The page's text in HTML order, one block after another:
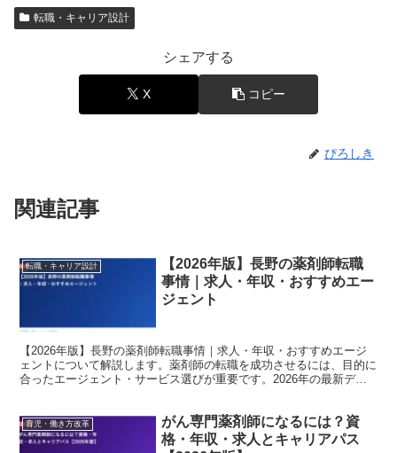
転職・キャリア設計
シェアする
X コピー
ぴろしき
関連記事
転職・キャリア設計
【2026年版】長野の薬剤師転職
事情｜求人・年収・おすすめエー
ジェント
【2026年版】長野の薬剤師転職事情｜求人・年収・おすすめエージ
ェントについて解説します。薬剤師の転職を成功させるには、目的に
合ったエージェント・サービス選びが重要です。2026年の最新デー
育児・働き方改革
がん専門薬剤師になるには？資
格・年収・求人とキャリアパス